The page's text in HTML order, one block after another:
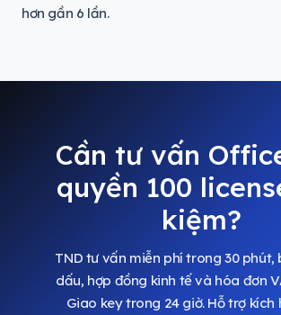
hơn gần 6 lần.
Cần tư vấn
quyền 100
kiệm?
TND tư vấn miễn phí trong 30
dấu, hợp đồng kinh tế và hóa đơn
Giao key trong 24 giờ. Hỗ trợ kích